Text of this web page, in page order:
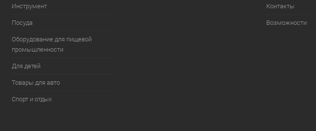
Инструмент
Посуда
Оборудование для пищевой
промышленности
Для детей
Товары для авто
Спорт и отдых
Контакты
Возможности